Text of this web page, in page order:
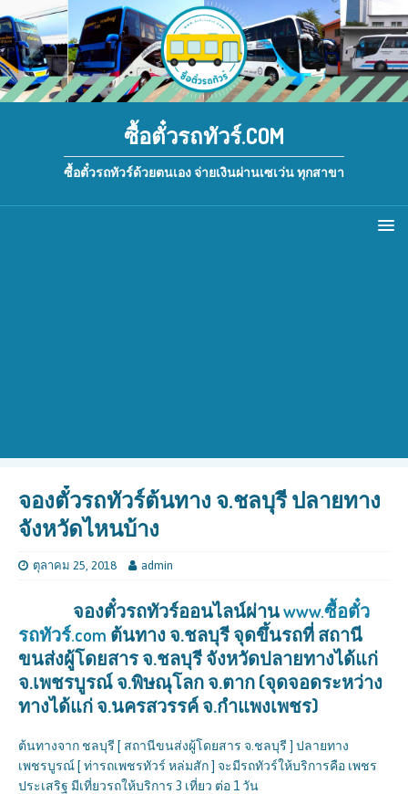
ซื้อตั๋วรถทัวร์.COM
ซื้อตั๋วรถทัวร์ด้วยตนเอง จ่ายเงินผ่านเซเว่น ทุกสาขา
จองตั๋วรถทัวร์ต้นทาง จ.ชลบุรี ปลายทาง
จังหวัดไหนบ้าง
ตุลาคม 25, 2018 admin
จองตั๋วรถทัวร์ออนไลน์ผ่านwww.ซื้อตั๋ว
รถทัวร์.com ต้นทาง จ.ชลบุรี จุดขึ้นรถที่ สถานี
ขนส่งผู้โดยสาร จ.ชลบุรี จังหวัดปลายทางได้แก่
จ.เพชรบูรณ์ จ.พิษณุโลก จ.ตาก (จุดจอดระหว่าง
ทางได้แก่ จ.นครสวรรค์ จ.กำแพงเพชร)
ต้นทางจาก ชลบุรี [ สถานีขนส่งผู้โดยสาร จ.ชลบุรี ] ปลายทาง
เพชรบูรณ์ [ ท่ารถเพชรทัวร์ หล่มสัก ] จะมีรถทัวร์ให้บริการคือ เพชร
ประเสริฐ มีเที่ยวรถให้บริการ 3 เที่ยว ต่อ 1 วัน